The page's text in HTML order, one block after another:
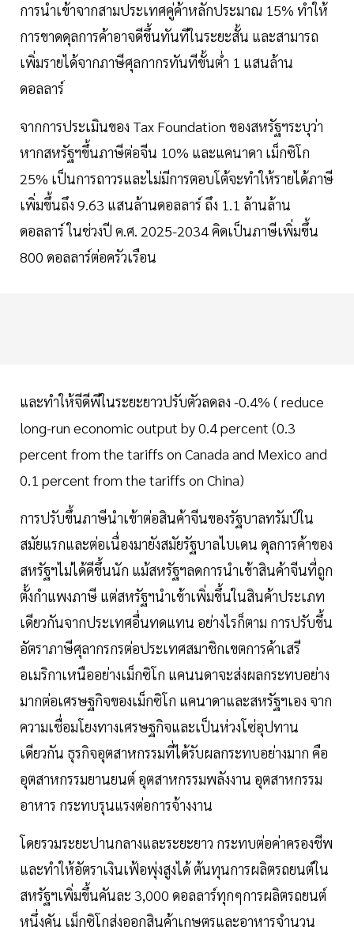
การนำเข้าจากสามประเทศคู่ค้าหลักประมาณ 15% ทำให้
การขาดดุลการค้าอาจดีขึ้นทันทีในระยะสั้น และสามารถ
เพิ่มรายได้จากภาษีศุลกากรทันทีขั้นต่ำ 1 แสนล้าน
ดอลลาร์
จากการประเมินของ Tax Foundation ของสหรัฐฯระบุว่า
หากสหรัฐฯขึ้นภาษีต่อจีน 10% และแคนาดา เม็กซิโก
25% เป็นการถาวรและไม่มีการตอบโต้จะทำให้รายได้ภาษี
เพิ่มขึ้นถึง 9.63 แสนล้านดอลลาร์ ถึง 1.1 ล้านล้าน
ดอลลาร์ ในช่วงปี ค.ศ. 2025-2034 คิดเป็นภาษีเพิ่มขึ้น
800 ดอลลาร์ต่อครัวเรือน
และทำให้จีดีพีในระยะยาวปรับตัวลดลง -0.4% ( reduce
long-run economic output by 0.4 percent (0.3
percent from the tariffs on Canada and Mexico and
0.1 percent from the tariffs on China)
การปรับขึ้นภาษีนำเข้าต่อสินค้าจีนของรัฐบาลทรัมป์ใน
สมัยแรกและต่อเนื่องมายังสมัยรัฐบาลไบเดน ดุลการค้าของ
สหรัฐฯไม่ได้ดีขึ้นนัก แม้สหรัฐฯลดการนำเข้าสินค้าจีนที่ถูก
ตั้งกำแพงภาษี แต่สหรัฐฯนำเข้าเพิ่มขึ้นในสินค้าประเภท
เดียวกันจากประเทศอื่นทดแทน อย่างไรก็ตาม การปรับขึ้น
อัตราภาษีศุลากรกรต่อประเทศสมาชิกเขตการค้าเสรี
อเมริกาเหนืออย่างเม็กซิโก แคนนดาจะส่งผลกระทบอย่าง
มากต่อเศรษฐกิจของเม็กซิโก แคนาดาและสหรัฐฯเอง จาก
ความเชื่อมโยงทางเศรษฐกิจและเป็นห่วงโซ่อุปทาน
เดียวกัน ธุรกิจอุตสาหกรรมที่ได้รับผลกระทบอย่างมาก คือ
อุตสาหกรรมยานยนต์ อุตสาหกรรมพลังงาน อุตสาหกรรม
อาหาร กระทบรุนแรงต่อการจ้างงาน
โดยรวมระยะปานกลางและระยะยาว กระทบต่อค่าครองชีพ
และทำให้อัตราเงินเฟ้อพุ่งสูงได้ ต้นทุนการผลิตรถยนต์ใน
สหรัฐฯเพิ่มขึ้นคันละ 3,000 ดอลลาร์ทุกๆการผลิตรถยนต์
หนึ่งคัน เม็กซิโกส่งออกสินค้าเกษตรและอาหารจำนวน